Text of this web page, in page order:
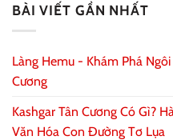
BÀI VIẾT GẦN NHẤT
Làng Hemu - Khám Phá
Cương
Kashgar Tân Cương Có Gì?
Văn Hóa Con Đường Tơ Lụa